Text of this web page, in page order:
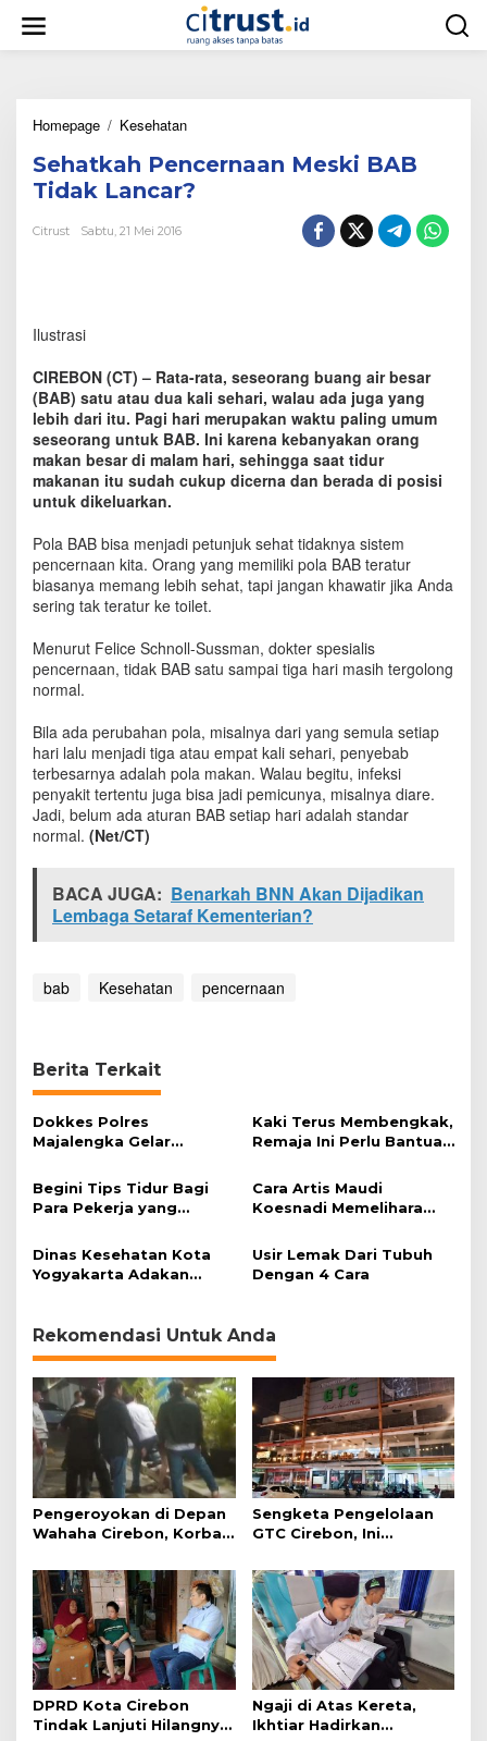
w
Homepage / Kesehatan
h
a
t
r
n
a
a
n
M
k
i
B
A
B
i
d
L
a
n
c
a
Sehatkah Pencernaan Meski BAB
Tidak Lancar?
Citrust Sabtu, 21 Mei 2016
Ilustrasi
CIREBON (CT) – Rata-rata, seseorang buang air besar
(BAB) satu atau dua kali sehari, walau ada juga yang
lebih dari itu. Pagi hari merupakan waktu paling umum
seseorang untuk BAB. Ini karena kebanyakan orang
makan besar di malam hari, sehingga saat tidur
makanan itu sudah cukup dicerna dan berada di posisi
untuk dikeluarkan.
Pola BAB bisa menjadi petunjuk sehat tidaknya sistem
pencernaan kita. Orang yang memiliki pola BAB teratur
biasanya memang lebih sehat, tapi jangan khawatir jika Anda
sering tak teratur ke toilet.
Menurut Felice Schnoll-Sussman, dokter spesialis
pencernaan, tidak BAB satu sampai tiga hari masih tergolong
normal.
Bila ada perubahan pola, misalnya dari yang semula setiap
hari lalu menjadi tiga atau empat kali sehari, penyebab
terbesarnya adalah pola makan. Walau begitu, infeksi
penyakit tertentu juga bisa jadi pemicunya, misalnya diare.
Jadi, belum ada aturan BAB setiap hari adalah standar
normal. (Net/CT)
BACA JUGA: Benarkah BNN Akan Dijadikan
Lembaga Setaraf Kementerian?
bab Kesehatan pencernaan
Berita Terkait
Dokkes Polres
Majalengka Gelar
Gratis
Kaki Terus Membengkak,
Remaja Ini Perlu Bantuan
Begini Tips Tidur Bagi
Para Pekerja yang
Cara Artis Maudi
Koesnadi Memelihara
Dinas Kesehatan Kota
Yogyakarta Adakan
Usir Lemak Dari Tubuh
Dengan 4 Cara
Rekomendasi Untuk Anda
Pengeroyokan di Depan
Wahaha Cirebon, Korban
Polisi
Sengketa Pengelolaan
GTC Cirebon, Ini
Simanjuntak
DPRD Kota Cirebon
Tindak Lanjuti Hilangnya
Ngaji di Atas Kereta,
Ikhtiar Hadirkan